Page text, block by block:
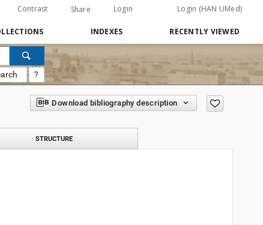
Contrast Share Login Login (HAN UMed)
INDEXES RECENTLY VIEWED
?
Download bibliography description
STRUCTURE